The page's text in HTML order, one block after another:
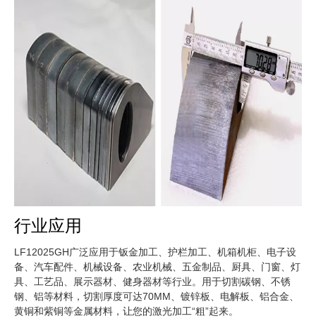
行业应用
LF12025GH广泛应用于钣金加工、护栏加工、机箱机柜、电子设
备、汽车配件、机械设备、农业机械、五金制品、厨具、门窗、灯
具、工艺品、展示器材、健身器材等行业。用于切割碳钢、不锈
钢、铝等材料，切割厚度可达70MM、镀锌板、电解板、铝合金、
黄铜和紫铜等金属材料，让您的激光加工“粗”起来。